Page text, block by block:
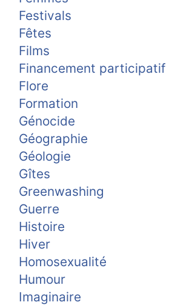
Festivals
Fêtes
Films
Financement participatif
Flore
Formation
Génocide
Géographie
Géologie
Gîtes
Greenwashing
Guerre
Histoire
Hiver
Homosexualité
Humour
Imaginaire